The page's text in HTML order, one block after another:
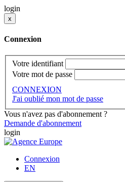
login
x
Connexion
Votre identifiant
Votre mot de passe
CONNEXION
J'ai oublié mon mot de passe
Vous n'avez pas d'abonnement ?
Demande d'abonnement
login
Connexion
EN